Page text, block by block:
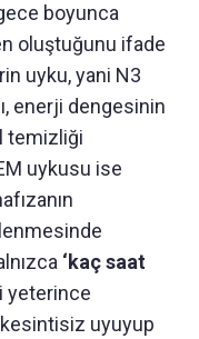
boyunca
oluştuğunu ifade
uyku, yani N3
enerji dengesinin
temizliği
uykusu ise
‘kaç saat
yeterince
uyuyup